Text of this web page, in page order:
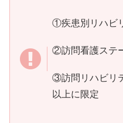
①疾患別リハビ
②訪問看護ステ
③訪問リハビリ
以上に限定